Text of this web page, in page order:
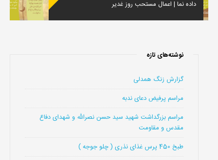
داده نما | اعمال مستحب روز غدیر
نوشته‌های تازه
گزارش زنگ همدلی
مراسم پرفیض دعای ندبه
مراسم بزرگداشت شهید سید حسن نصرالله و شهدای دفاع
مقدس و مقاومت
طبخ 450 پرس غذای نذری ( چلو جوجه )